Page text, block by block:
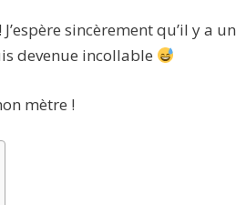
sincèrement qu’il y a un
devenue incollable
mètre !